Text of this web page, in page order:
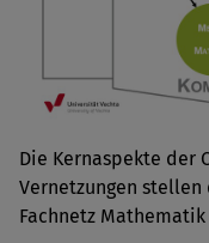
Die Kernaspekte der
Vernetzungen
Fachnetz